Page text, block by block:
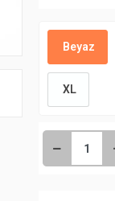
Beyaz
XL